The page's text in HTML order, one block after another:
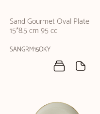
Sand Gourmet Oval Plate
15*8.5 cm 95 cc
SANGRM15OKY